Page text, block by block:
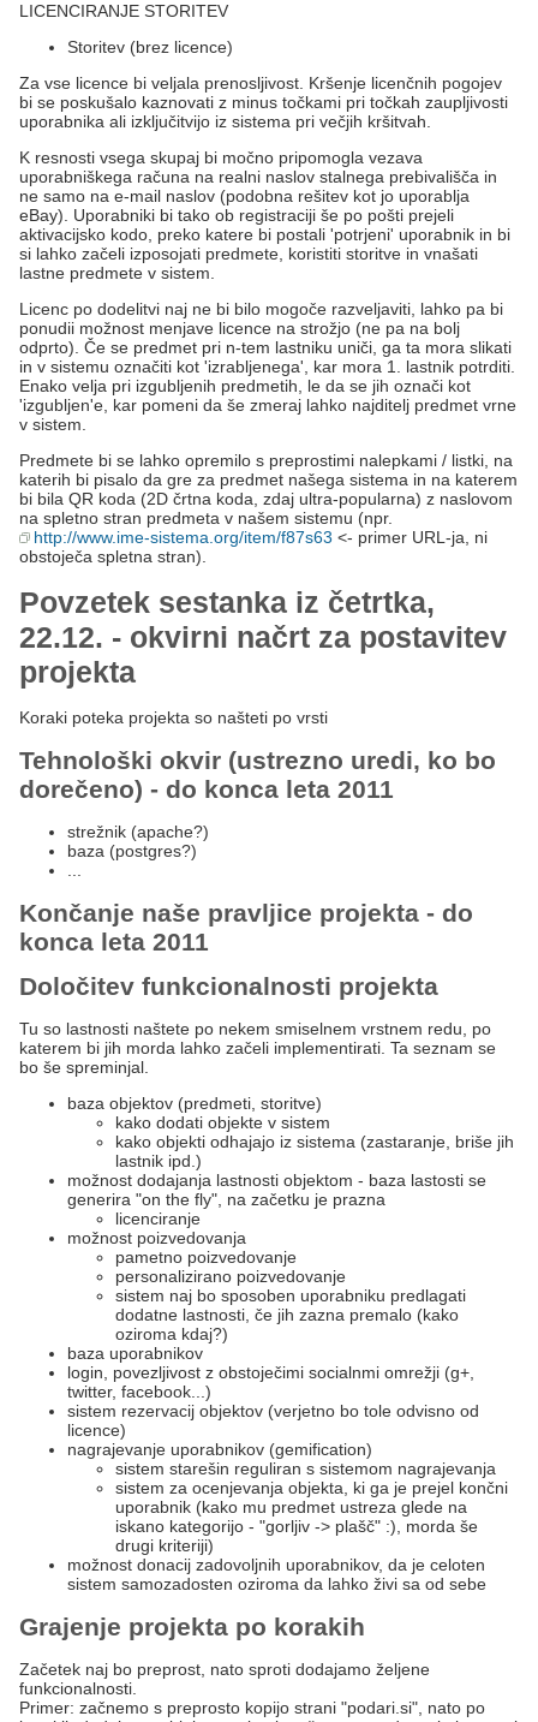
LICENCIRANJE STORITEV
Storitev (brez licence)
Za vse licence bi veljala prenosljivost. Kršenje licenčnih pogojev
bi se poskušalo kaznovati z minus točkami pri točkah zaupljivosti
uporabnika ali izključitvijo iz sistema pri večjih kršitvah.
K resnosti vsega skupaj bi močno pripomogla vezava
uporabniškega računa na realni naslov stalnega prebivališča in
ne samo na e-mail naslov (podobna rešitev kot jo uporablja
eBay). Uporabniki bi tako ob registraciji še po pošti prejeli
aktivacijsko kodo, preko katere bi postali 'potrjeni' uporabnik in bi
si lahko začeli izposojati predmete, koristiti storitve in vnašati
lastne predmete v sistem.
Licenc po dodelitvi naj ne bi bilo mogoče razveljaviti, lahko pa bi
ponudii možnost menjave licence na strožjo (ne pa na bolj
odprto). Če se predmet pri n-tem lastniku uniči, ga ta mora slikati
in v sistemu označiti kot 'izrabljenega', kar mora 1. lastnik potrditi.
Enako velja pri izgubljenih predmetih, le da se jih označi kot
'izgubljen'e, kar pomeni da še zmeraj lahko najditelj predmet vrne
v sistem.
Predmete bi se lahko opremilo s preprostimi nalepkami / listki, na
katerih bi pisalo da gre za predmet našega sistema in na katerem
bi bila QR koda (2D črtna koda, zdaj ultra-popularna) z naslovom
na spletno stran predmeta v našem sistemu (npr.
http://www.ime-sistema.org/item/f87s63 <- primer URL-ja, ni
obstoječa spletna stran).
Povzetek sestanka iz četrtka,
22.12. - okvirni načrt za postavitev
projekta
Koraki poteka projekta so našteti po vrsti
Tehnološki okvir (ustrezno uredi, ko bo
dorečeno) - do konca leta 2011
strežnik (apache?)
baza (postgres?)
...
Končanje naše pravljice projekta - do
konca leta 2011
Določitev funkcionalnosti projekta
Tu so lastnosti naštete po nekem smiselnem vrstnem redu, po
katerem bi jih morda lahko začeli implementirati. Ta seznam se
bo še spreminjal.
baza objektov (predmeti, storitve)
kako dodati objekte v sistem
kako objekti odhajajo iz sistema (zastaranje, briše jih
lastnik ipd.)
možnost dodajanja lastnosti objektom - baza lastosti se
generira "on the fly", na začetku je prazna
licenciranje
možnost poizvedovanja
pametno poizvedovanje
personalizirano poizvedovanje
sistem naj bo sposoben uporabniku predlagati
dodatne lastnosti, če jih zazna premalo (kako
oziroma kdaj?)
baza uporabnikov
login, povezljivost z obstoječimi socialnmi omrežji (g+,
twitter, facebook...)
sistem rezervacij objektov (verjetno bo tole odvisno od
licence)
nagrajevanje uporabnikov (gemification)
sistem starešin reguliran s sistemom nagrajevanja
sistem za ocenjevanja objekta, ki ga je prejel končni
uporabnik (kako mu predmet ustreza glede na
iskano kategorijo - "gorljiv -> plašč" :), morda še
drugi kriteriji)
možnost donacij zadovoljnih uporabnikov, da je celoten
sistem samozadosten oziroma da lahko živi sa od sebe
Grajenje projekta po korakih
Začetek naj bo preprost, nato sproti dodajamo željene
funkcionalnosti.
Primer: začnemo s preprosto kopijo strani "podari.si", nato po